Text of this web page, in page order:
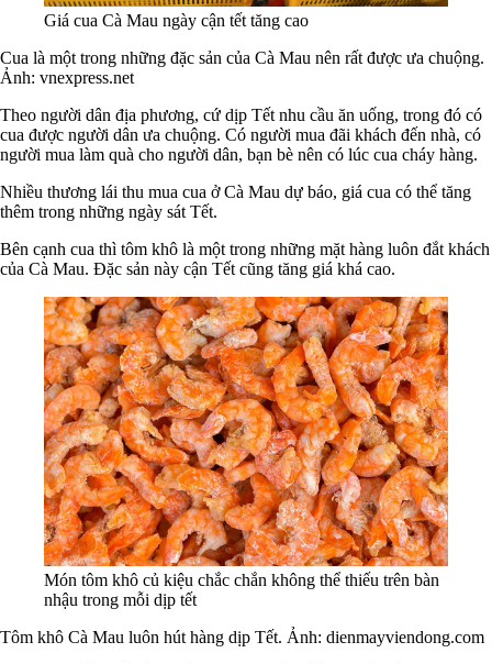
Giá cua Cà Mau ngày cận tết tăng cao
Cua là một trong những đặc sản của Cà Mau nên rất được ưa chuộng.
Ảnh: vnexpress.net
Theo người dân địa phương, cứ dịp Tết nhu cầu ăn uống, trong đó có
cua được người dân ưa chuộng. Có người mua đãi khách đến nhà, có
người mua làm quà cho người dân, bạn bè nên có lúc cua cháy hàng.
Nhiều thương lái thu mua cua ở Cà Mau dự báo, giá cua có thể tăng
thêm trong những ngày sát Tết.
Bên cạnh cua thì tôm khô là một trong những mặt hàng luôn đắt khách
của Cà Mau. Đặc sản này cận Tết cũng tăng giá khá cao.
Món tôm khô củ kiệu chắc chắn không thể thiếu trên bàn
nhậu trong mỗi dịp tết
Tôm khô Cà Mau luôn hút hàng dịp Tết. Ảnh: dienmayviendong.com